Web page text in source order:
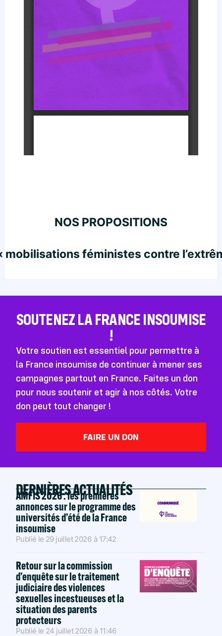
NOS PROPOSITIONS
mobilisations féministes contre
SOUTENEZ LA FRANCE INSOUMISE
!
Votre soutien est essentiel pour permettre à
la France insoumise de continuer à mener ses
campagnes partout en France. Faites un don
pour nous soutenir et agir à nos côtés. Votre
don peut tout changer !
FAIRE UN DON
DERNIÈRES ACTUALITÉS
AMFIS 2026 : les premières
annonces sur le programme des
universités d’été de la France
insoumise
Publié le 29 juillet 2026 à 17:42
Retour sur la commission
d’enquête sur le traitement
judiciaire des violences
sexuelles incestueuses et la
situation des parents
protecteurs
Publié le 24 juillet 2026 à 11:46